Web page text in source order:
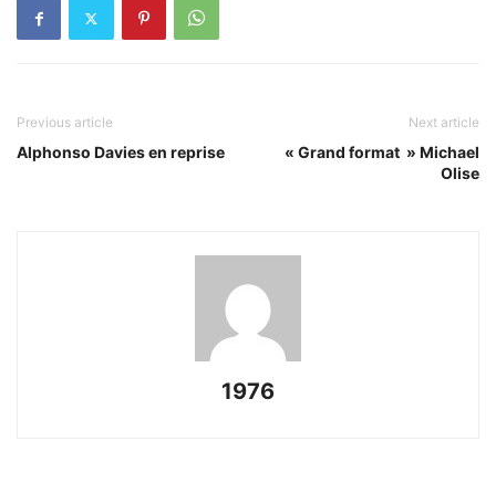
Previous article
Alphonso Davies en reprise
Next article
« Grand format » Michael
Olise
1976